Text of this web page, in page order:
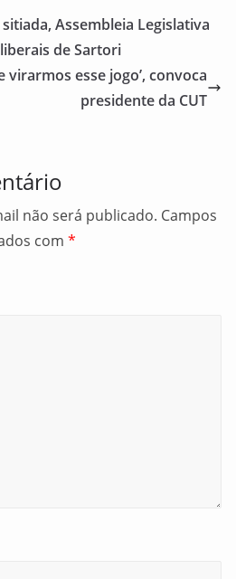
e
Assembleia Legislativa
de Sartori
virarmos esse jogo’, convoca
presidente da CUT
não será publicado. Campos
com *